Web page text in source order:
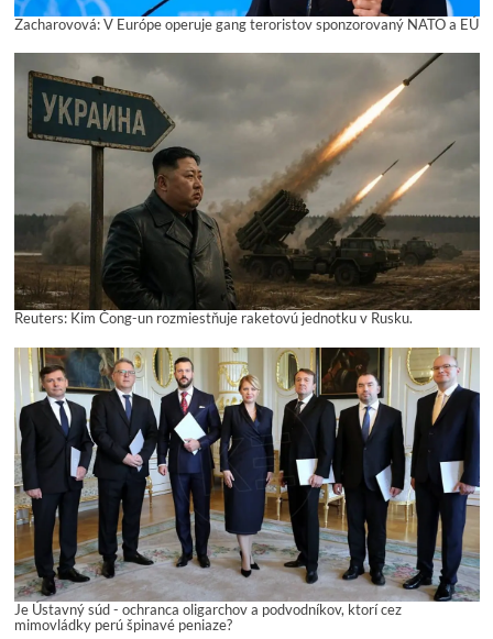
Zacharovová: V Európe operuje gang teroristov sponzorovaný NATO a EÚ
Reuters: Kim Čong-un rozmiestňuje raketovú jednotku v Rusku.
Je Ústavný súd - ochranca oligarchov a podvodníkov, ktorí cez
mimovládky perú špinavé peniaze?